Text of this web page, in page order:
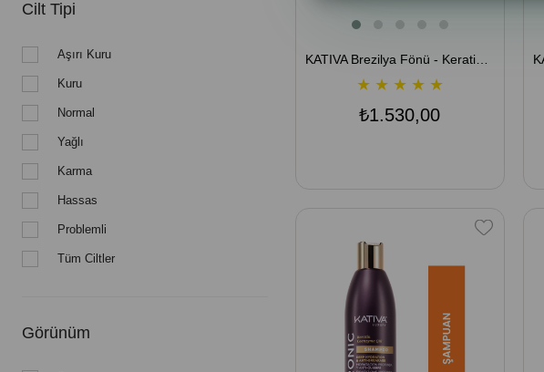
Cilt Tipi
Aşırı Kuru
Kuru
Normal
Yağlı
Karma
Hassas
Problemli
Tüm Ciltler
Görünüm
KATIVA Brezilya Fönü - Keratinli Saç Düzleştirme Kiti - Doğal ve Vegan
★ ★ ★ ★ ★
₺1.530,00